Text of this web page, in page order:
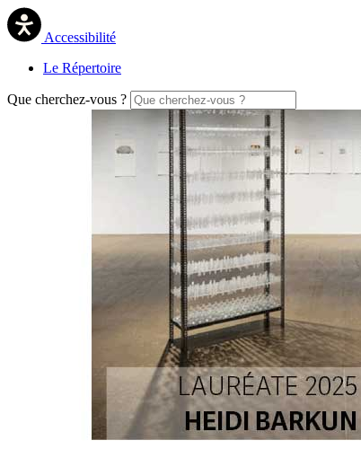
Accessibilité
Le Répertoire
Que cherchez-vous ?